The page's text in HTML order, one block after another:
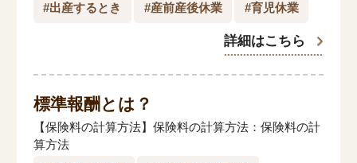
プライバシーポリシー（個人情報保護方針）
サイトマップ
#出産するとき #産前産後休業 #育児休業
詳細はこちら
標準報酬とは？
【保険料の計算方法】保険料の計算方法：保険料の計
算方法